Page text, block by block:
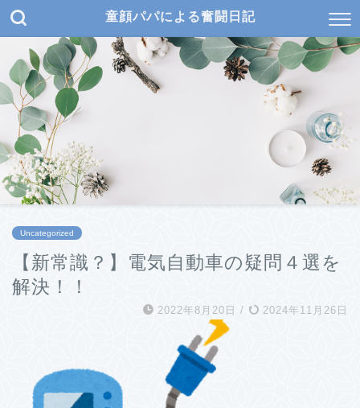
童顔パパによる奮闘日記
Uncategorized
【新常識？】電気自動車の疑問４選を
解決！！
2022年8月20日 / 2024年11月26日